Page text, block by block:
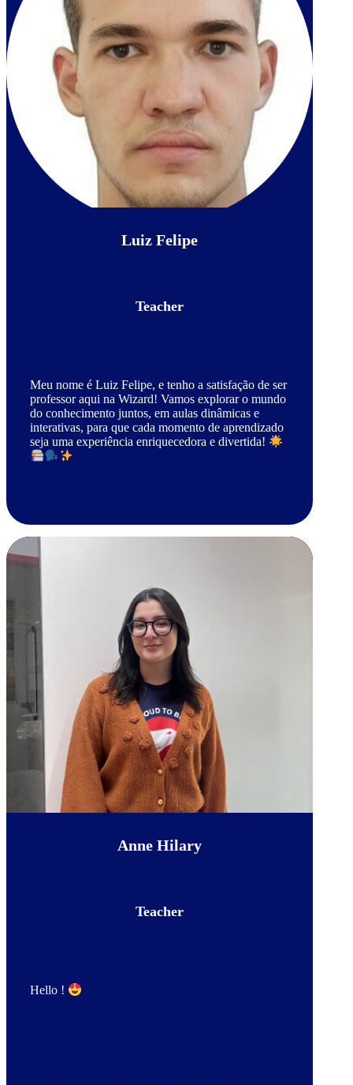
Luiz Felipe
Teacher
Meu nome é Luiz Felipe, e tenho a satisfação de ser
professor aqui na Wizard! Vamos explorar o mundo
do conhecimento juntos, em aulas dinâmicas e
interativas, para que cada momento de aprendizado
seja uma experiência enriquecedora e divertida!
Anne Hilary
Teacher
Hello !